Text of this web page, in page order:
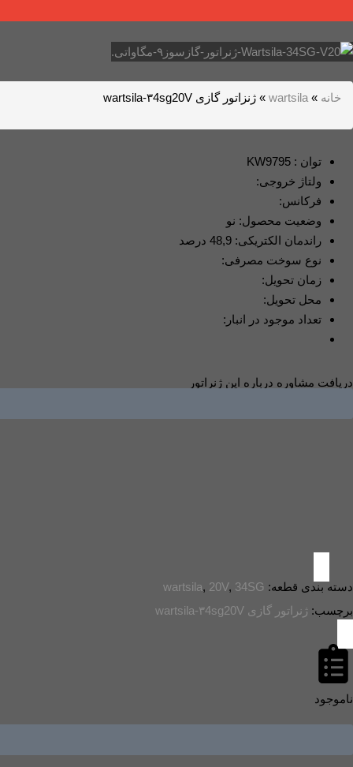
خانه »
wartsila
» ژنزاتور گازی wartsila-۳4sg20V
توان : KW9795
ولتاژ خروجی:
فرکانس:
وضعیت محصول: نو
راندمان الکتریکی: 48,9 درصد
نوع سوخت مصرفی:
زمان تحویل:
محل تحویل:
تعداد موجود در انبار:
دریافت مشاوره درباره این ژنراتور
دسته بندی قطعه: wartsila, 20V, 34SG
برچسب: ژنراتور گازی wartsila-۳4sg20V
ناموجود